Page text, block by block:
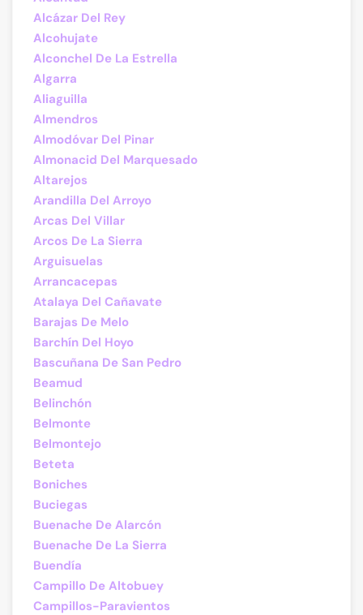
Alcázar Del Rey
Alcohujate
Alconchel De La Estrella
Algarra
Aliaguilla
Almendros
Almodóvar Del Pinar
Almonacid Del Marquesado
Altarejos
Arandilla Del Arroyo
Arcas Del Villar
Arcos De La Sierra
Arguisuelas
Arrancacepas
Atalaya Del Cañavate
Barajas De Melo
Barchín Del Hoyo
Bascuñana De San Pedro
Beamud
Belinchón
Belmonte
Belmontejo
Beteta
Boniches
Buciegas
Buenache De Alarcón
Buenache De La Sierra
Buendía
Campillo De Altobuey
Campillos-Paravientos